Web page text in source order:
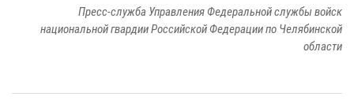
Пресс-служба Управления Федеральной службы войск
национальной гвардии Российской Федерации по Челябинской
области